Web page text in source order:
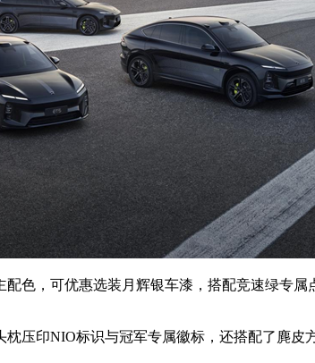
，可优惠选装月辉银车漆，搭配竞速绿专属
压印NIO标识与冠军专属徽标，还搭配了麂皮